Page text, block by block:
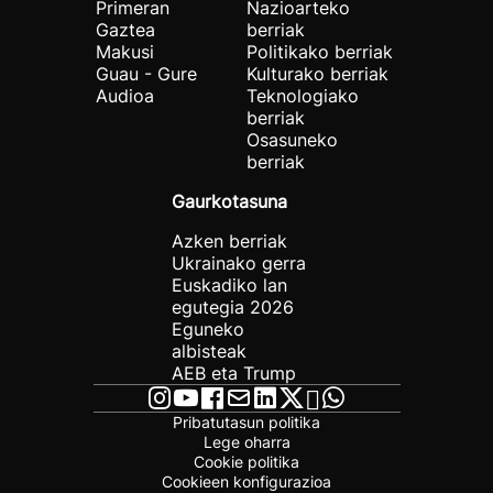
Primeran
Gaztea
Makusi
Guau - Gure
Audioa
Nazioarteko
berriak
Politikako berriak
Kulturako berriak
Teknologiako
berriak
Osasuneko
berriak
Gaurkotasuna
Azken berriak
Ukrainako gerra
Euskadiko lan
egutegia 2026
Eguneko
albisteak
AEB eta Trump
Pribatutasun politika
Lege oharra
Cookie politika
Cookieen konfigurazioa